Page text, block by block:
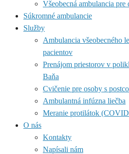
Všeobecná ambulancia pre
Súkromné ambulancie
Služby
Ambulancia všeobecného
pacientov
Prenájom priestorov v
Baňa
Cvičenie pre osoby s
Ambulantná infúzna liečba
Meranie protilátok
O nás
Kontakty
Napísali nám